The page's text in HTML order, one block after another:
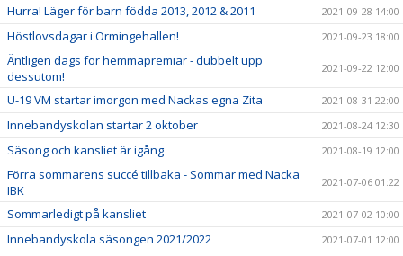
Hurra! Läger för barn födda 2013, 2012 & 2011 2021-09-28 14:00
Höstlovsdagar i Ormingehallen! 2021-09-23 18:00
Äntligen dags för hemmapremiär - dubbelt upp
dessutom!
2021-09-22 12:00
U-19 VM startar imorgon med Nackas egna Zita 2021-08-31 22:00
Innebandyskolan startar 2 oktober 2021-08-24 12:30
Säsong och kansliet är igång 2021-08-19 12:00
Förra sommarens succé tillbaka - Sommar med Nacka
IBK
2021-07-06 01:22
Sommarledigt på kansliet 2021-07-02 10:00
Innebandyskola säsongen 2021/2022 2021-07-01 12:00